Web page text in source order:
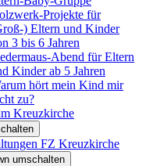
Projekte für
) Eltern und Kinder
3 bis 6 Jahren
Abend für Eltern
Kinder ab 5 Jahren
hört mein Kind mir
zu?
Kreuzkirche
FZ Kreuzkirche
umschalten